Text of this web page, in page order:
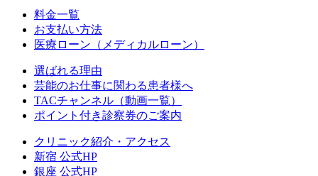
料金一覧
お支払い方法
医療ローン（メディカルローン）
選ばれる理由
芸能のお仕事に関わる患者様へ
TACチャンネル（動画一覧）
ポイント付き診察券のご案内
クリニック紹介・アクセス
新宿 公式HP
銀座 公式HP